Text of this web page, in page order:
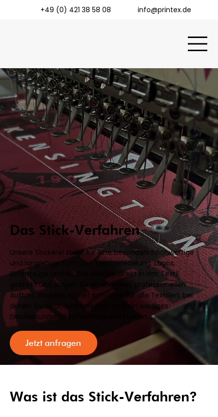
+49 (0) 421 38 58 08 info@printex.de
Das Stick-Verfahren
Unsere Stickerei steht für eine besonders hochwertige
und langlebige Form der Textilveredelung. Logos,
Schriftzüge und Motive werden direkt in das Textil
gestickt und sorgen für einen edlen, professionellen
Auftritt. Stickerei eignet sich ideal für alle Textilien, bei
denen Qualität, Beständigkeit und ein wertiges
Erscheinungsbild im Vordergrund stehen.
Jetzt anfragen
Was ist das Stick-Verfahren?​